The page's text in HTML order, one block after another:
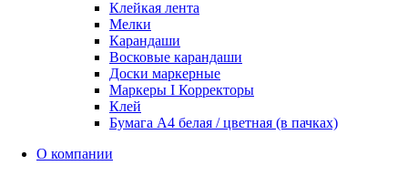
Клейкая лента
Мелки
Карандаши
Восковые карандаши
Доски маркерные
Маркеры I Корректоры
Клей
Бумага А4 белая / цветная (в пачках)
О компании